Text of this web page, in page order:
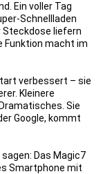
Ein voller Tag
Schnellladen
Steckdose liefern
Funktion macht im
verbessert – sie
Kleinere
Sie
Google, kommt
Das Magic7
Smartphone mit